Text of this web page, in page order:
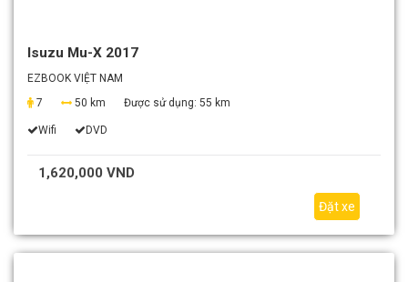
Isuzu Mu-X 2017
EZBOOK VIỆT NAM
7
50 km Được sử dụng: 55 km
Wifi DVD
1,620,000 VND
Đặt xe